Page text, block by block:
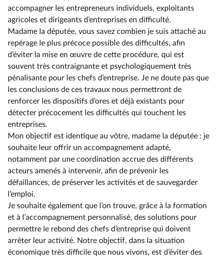
accompagner les entrepreneurs individuels, exploitants
agricoles et dirigeants d’entreprises en difficulté.
Madame la députée, vous savez combien je suis attaché au
repérage le plus précoce possible des difficultés, afin
d’éviter la mise en œuvre de cette procédure, qui est
souvent très contraignante et psychologiquement très
pénalisante pour les chefs d’entreprise. Je ne doute pas que
les conclusions de ces travaux nous permettront de
renforcer les dispositifs d’ores et déjà existants pour
détecter précocement les difficultés qui touchent les
entreprises.
Mon objectif est identique au vôtre, madame la députée : je
souhaite leur offrir un accompagnement adapté,
notamment par une coordination accrue des différents
acteurs amenés à intervenir, afin de prévenir les
défaillances, de préserver les activités et de sauvegarder
l’emploi.
Je souhaite également que l’on trouve, grâce à la formation
et à l’accompagnement personnalisé, des solutions pour
permettre le rebond des chefs d’entreprise qui doivent
arrêter leur activité. Notre objectif, dans la situation
économique très difficile que nous vivons, est d’éviter des